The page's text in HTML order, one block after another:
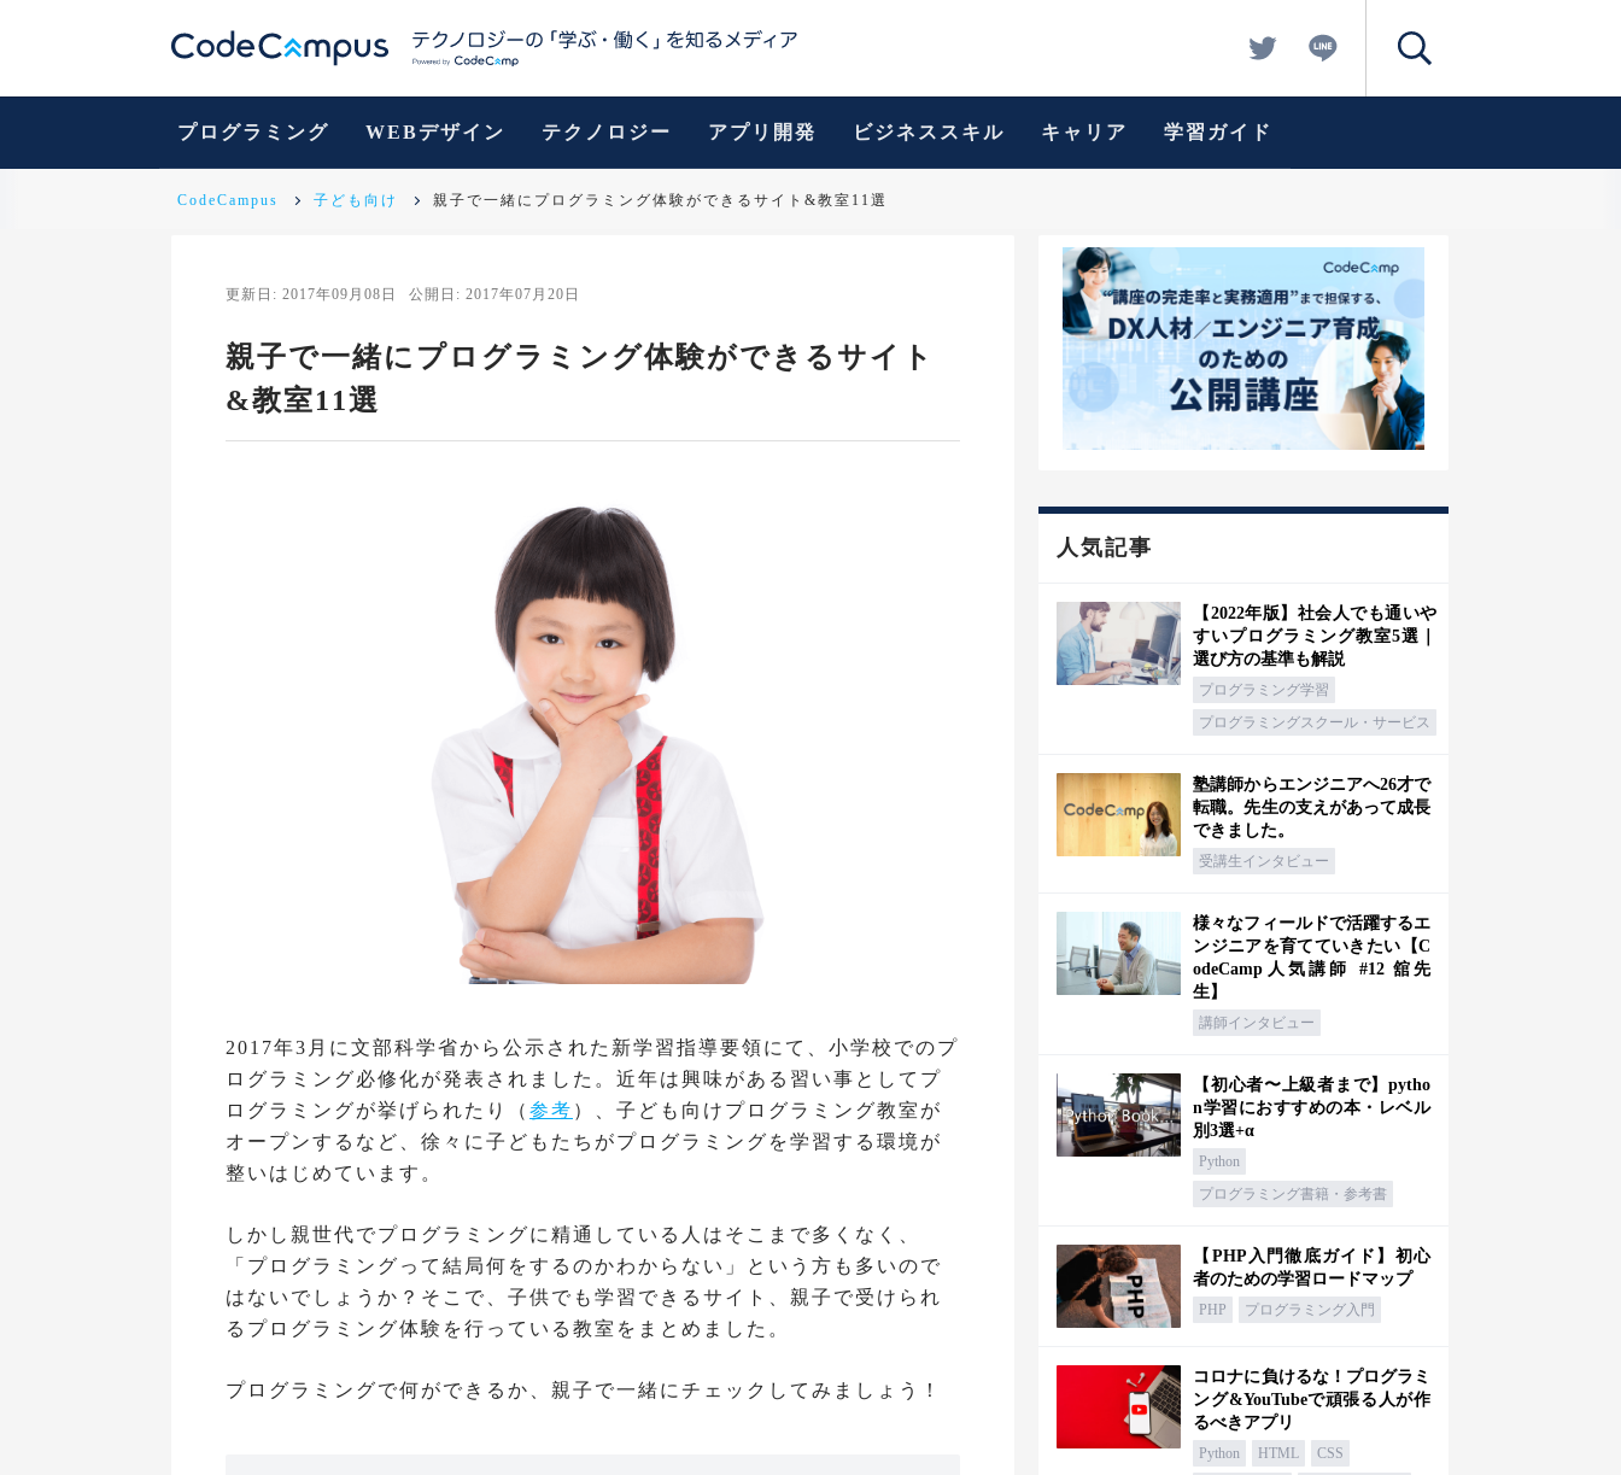
プログラミング WEBデザイン テクノロジー アプリ開発 ビジネススキル キャリア 学習ガイド
CodeCampus 子ども向け 親子で一緒にプログラミング体験ができるサイト&教室11選
更新日: 2017年09月08日 公開日: 2017年07月20日
親子で一緒にプログラミング体験ができるサイト
&教室11選
2017年3月に文部科学省から公示された新学習指導要領にて、小学校でのプ
ログラミング必修化が発表されました。近年は興味がある習い事としてプ
ログラミングが挙げられたり（ 参考 ）、子ども向けプログラミング教室が
オープンするなど、徐々に子どもたちがプログラミングを学習する環境が
整いはじめています。
しかし親世代でプログラミングに精通している人はそこまで多くなく、
「プログラミングって結局何をするのかわからない」という方も多いので
はないでしょうか？そこで、子供でも学習できるサイト、親子で受けられ
るプログラミング体験を行っている教室をまとめました。
プログラミングで何ができるか、親子で一緒にチェックしてみましょう！
人気記事
【2022年版】社会人でも通いや
すいプログラミング教室5選｜
選び方の基準も解説
プログラミング学習
プログラミングスクール・サービス
塾講師からエンジニアへ26才で
転職。先生の支えがあって成長
できました。
受講生インタビュー
様々なフィールドで活躍するエ
ンジニアを育てていきたい【C
odeCamp人気講師 #12 舘先
生】
講師インタビュー
【初心者〜上級者まで】pytho
n学習におすすめの本・レベル
別3選+α
Python
プログラミング書籍・参考書
【PHP入門徹底ガイド】初心
者のための学習ロードマップ
PHP プログラミング入門
コロナに負けるな！プログラミ
ング&YouTubeで頑張る人が作
るべきアプリ
Python HTML
CSS